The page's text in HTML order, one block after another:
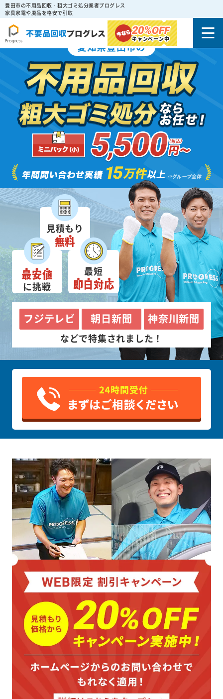
豊田市の不用品回収・粗大ゴミ処分業者プログレス
家具家電や廃品を格安で引取
20%OFF
キャンペーン中
愛知県豊田市の
見積もり
無料
最安値
に挑戦
最短
即日対応
フジテレビ 朝日新聞 神奈川新聞
などで特集されました！